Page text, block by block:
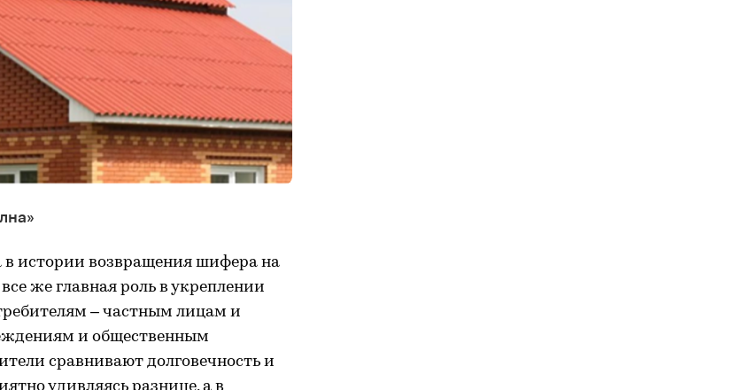
в истории возвращения шифера на
же главная роль в укреплении
– частным лицам и
и общественным
сравнивают долговечность и